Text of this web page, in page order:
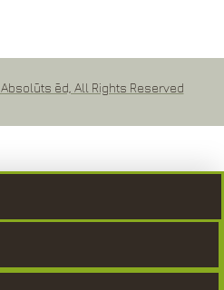
ēd, All Rights Reserved